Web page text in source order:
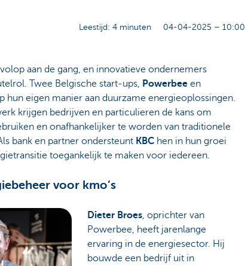
Leestijd: 4 minuten 04-04-2025 – 10:00
aan de gang, en innovatieve ondernemers
Twee Belgische start-ups,
Powerbeeen
hun eigen manier aan duurzame energieoplossingen.
krijgen bedrijven en particulieren de kans om
en onafhankelijker te worden van traditionele
bank en partner ondersteunt KBC hen in hun groei
toegankelijk te maken voor iedereen.
voor kmo’s
Dieter Broes , oprichter van
Powerbee, heeft jarenlange
ervaring in de energiesector. Hij
bouwde een bedrijf uit in